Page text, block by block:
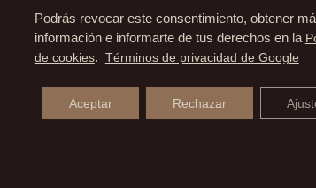
está en el lugar de aplicación,
la grasa localizada en el área de la
Podrás revocar este consentimiento, obtener
información e informarte de tus derechos en la
de cookies. Términos de privacidad de Google
Aceptar Rechazar